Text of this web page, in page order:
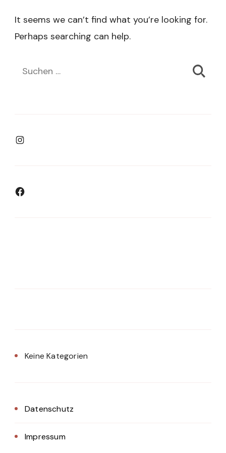
It seems we can’t find what you’re looking for.
Perhaps searching can help.
Suchen
Instagram
Facebook
Keine Kategorien
Datenschutz
Impressum